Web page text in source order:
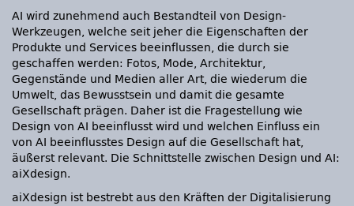
AI wird zunehmend auch Bestandteil von Design-
Werkzeugen, welche seit jeher die Eigenschaften der
Produkte und Services beeinflussen, die durch sie
geschaffen werden: Fotos, Mode, Architektur,
Gegenstände und Medien aller Art, die wiederum die
Umwelt, das Bewusstsein und damit die gesamte
Gesellschaft prägen. Daher ist die Fragestellung wie
Design von AI beeinflusst wird und welchen Einfluss ein
von AI beeinflusstes Design auf die Gesellschaft hat,
äußerst relevant. Die Schnittstelle zwischen Design und AI:
aiXdesign.
aiXdesign ist bestrebt aus den Kräften der Digitalisierung